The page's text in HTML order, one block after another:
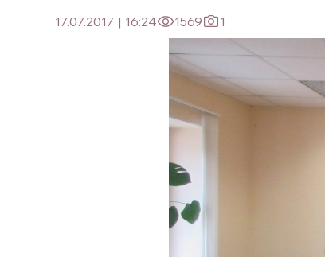
17.07.2017 | 16:24 1569 1